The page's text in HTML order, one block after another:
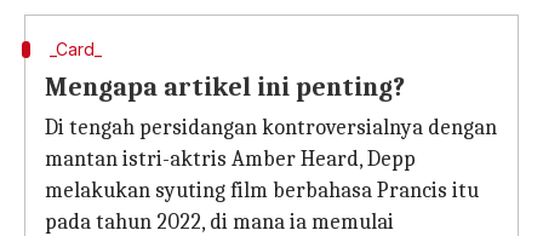
_Card_
Mengapa artikel ini penting?
Di tengah persidangan kontroversialnya dengan
mantan istri-aktris Amber Heard, Depp
melakukan syuting film berbahasa Prancis itu
pada tahun 2022, di mana ia memulai